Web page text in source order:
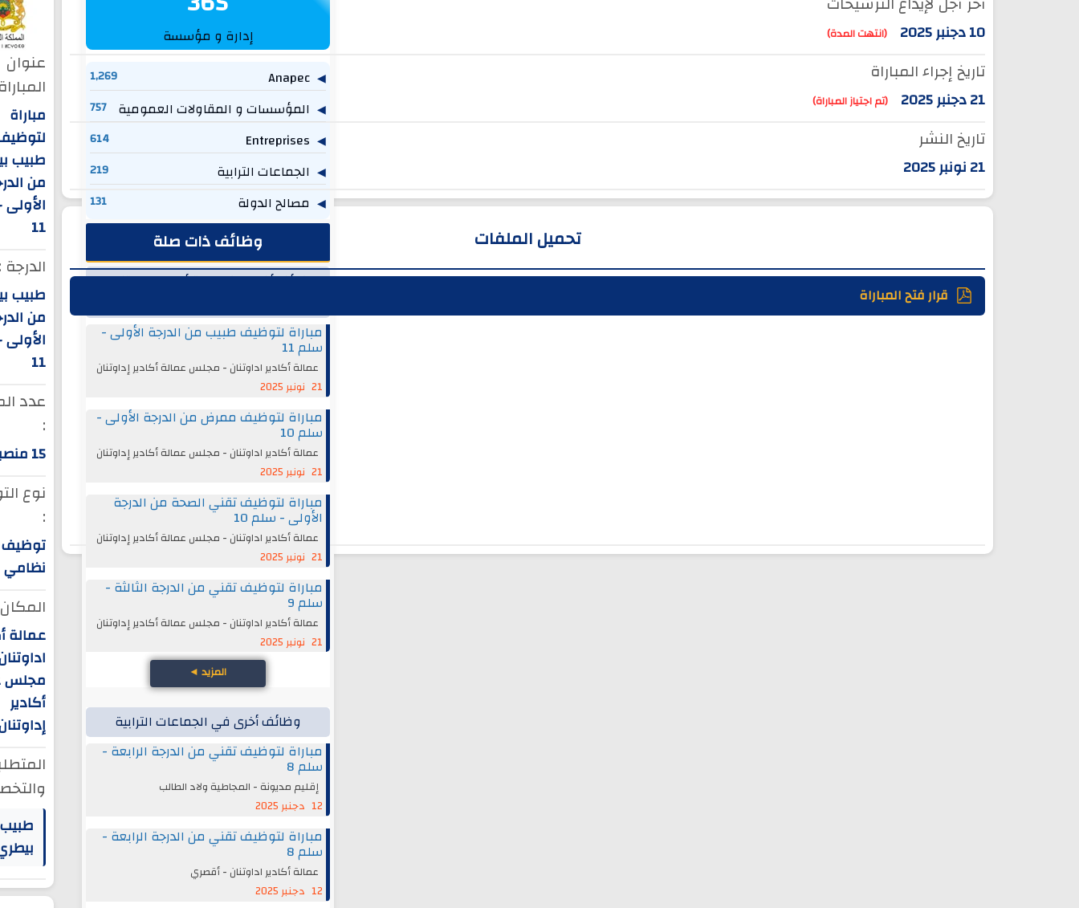
10 دجنبر 2025 (انتهت المدة)
تاريخ إجراء المباراة
21 دجنبر 2025 (تم اجتياز المباراة)
تاريخ النشر
21 نونبر 2025
تحميل الملفات
قرار فتح المباراة
عنوان
مباراة
طبيب
من
11
طبيب
من
11
عدد
:
15 منصبا
نوع
:
توظيف
نظامي
عمالة
مجلس
أكادير
طبيب
إدارة و مؤسسة
Anapec
1,269
المؤسسات و المقاولات العمومية 757
614
الجماعات الترابية 219
مصالح الدولة 131
وظائف ذات صلة
وظائف أخرى من عمالة أكادير اداوتنان -
مباراة لتوظيف طبيب من الدرجة الأولى -
سلم 11
عمالة أكادير اداوتنان - مجلس عمالة أكادير إداوتنان
21 نونبر 2025
مباراة لتوظيف ممرض من الدرجة الأولى -
سلم 10
عمالة أكادير اداوتنان - مجلس عمالة أكادير إداوتنان
21 نونبر 2025
مباراة لتوظيف تقني الصحة من الدرجة
الأولى - سلم 10
عمالة أكادير اداوتنان - مجلس عمالة أكادير إداوتنان
21 نونبر 2025
مباراة لتوظيف تقني من الدرجة الثالثة -
سلم 9
عمالة أكادير اداوتنان - مجلس عمالة أكادير إداوتنان
21 نونبر 2025
المزيد ◄
وظائف أخرى في الجماعات الترابية
مباراة لتوظيف تقني من الدرجة الرابعة -
سلم 8
إقليم مديونة - المجاطية ولاد الطالب
12 دجنبر 2025
مباراة لتوظيف تقني من الدرجة الرابعة -
سلم 8
عمالة أكادير اداوتنان - أقصري
12 دجنبر 2025